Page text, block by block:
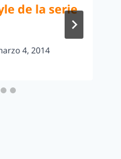
de la serie
4, 2014